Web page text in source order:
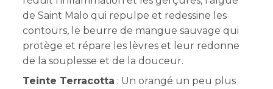
de Saint Malo qui repulpe et redessine les
contours, le beurre de mangue sauvage qui
protège et répare les lèvres et leur redonne
de la souplesse et de la douceur.
Teinte Terracotta : Un orangé un peu plus